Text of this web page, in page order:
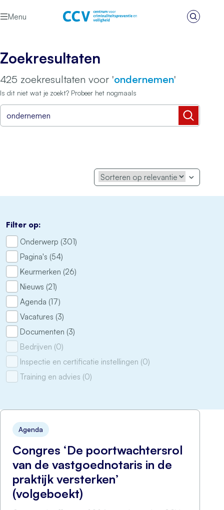
Menu
Zoeken
Zoekresultaten
425 zoekresultaten voor 'ondernemen'
Is dit niet wat je zoekt? Probeer het nogmaals
Zoeken
Filter op:
Onderwerp (301)
Pagina's (54)
Keurmerken (26)
Nieuws (21)
Agenda (17)
Vacatures (3)
Documenten (3)
Bedrijven (0)
Inspectie en certificatie instellingen (0)
Training en advies (0)
Congres ‘De poortwachtersrol
van de vastgoednotaris in de
praktijk versterken’
(volgeboekt)
Agenda